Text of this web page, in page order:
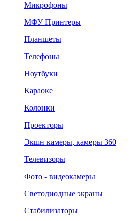
Микрофоны
МФУ Принтеры
Планшеты
Телефоны
Ноутбуки
Караоке
Колонки
Проекторы
Экшн камеры, камеры 360
Телевизоры
Фото - видеокамеры
Светодиодные экраны
Стабилизаторы